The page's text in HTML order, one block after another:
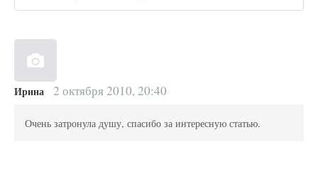
Ирина 2 октября 2010, 20:40
Очень затронула душу, спасибо за интересную статью.